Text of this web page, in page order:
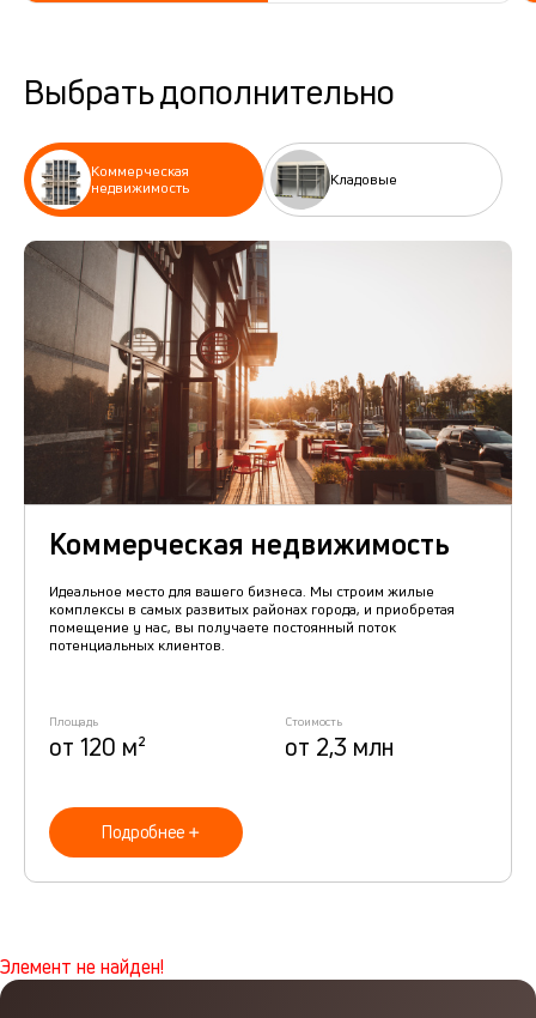
Выбрать дополнительно
Коммерческая
недвижимость
Кладовые
Коммерческая недвижимость
Идеальное место для вашего бизнеса. Мы строим жилые
комплексы в самых развитых районах города, и приобретая
помещение у нас, вы получаете постоянный поток
потенциальных клиентов.
Площадь
от 120 м²
Стоимость
от 2,3 млн
Подробнее
Элемент не найден!